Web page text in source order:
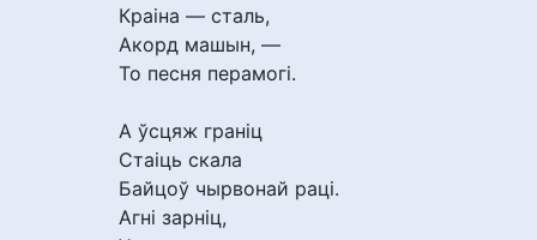
Краіна — сталь,
Акорд машын, —
То песня перамогі.
А ўсцяж граніц
Стаіць скала
Байцоў чырвонай раці.
Агні зарніц,